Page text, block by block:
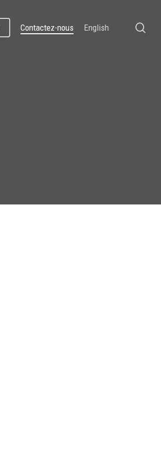
Contactez-nous English